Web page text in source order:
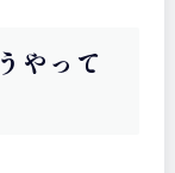
やって